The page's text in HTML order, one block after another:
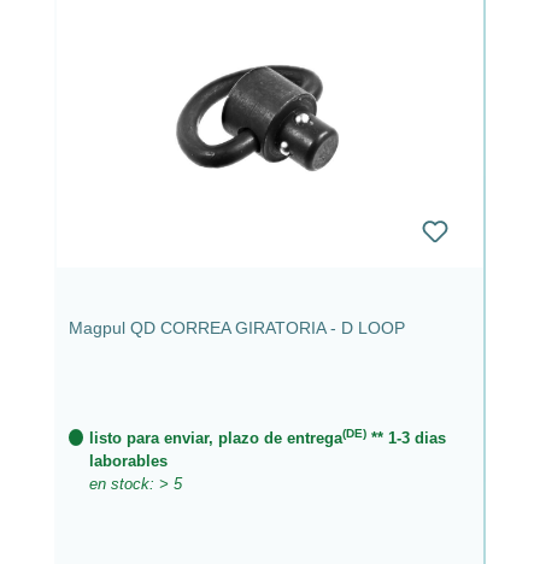
Magpul QD CORREA GIRATORIA - D LOOP
listo para enviar, plazo de entrega(DE) ** 1-3 dias
laborables
en stock: > 5